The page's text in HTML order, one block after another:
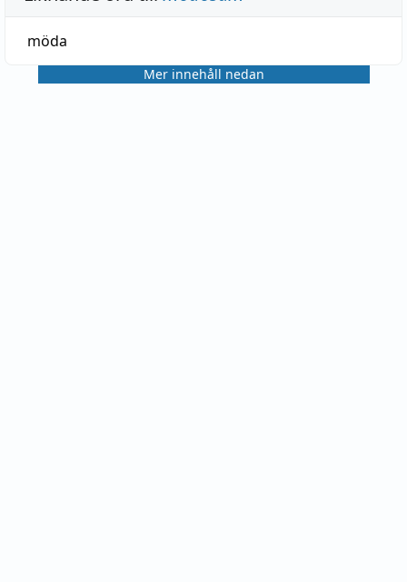
möda
Mer innehåll nedan